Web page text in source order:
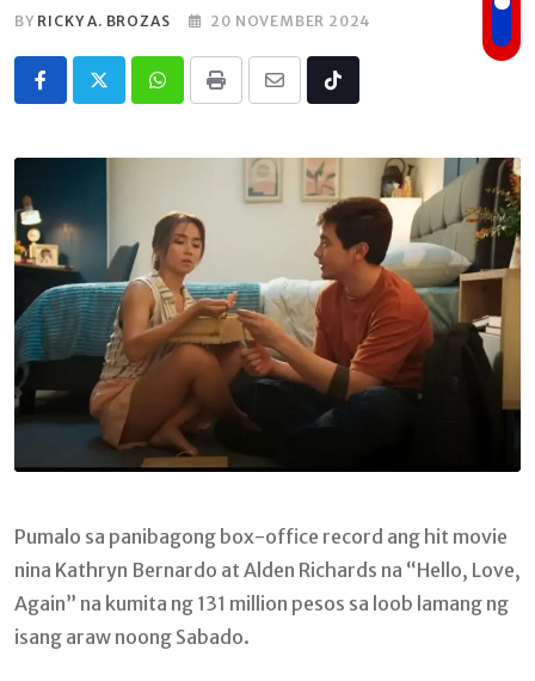
BY RICKY A. BROZAS 20 NOVEMBER 2024
Whatsapp
Print
Share
Email
Tiktok
Pumalo sa panibagong box-office record ang hit movie
nina Kathryn Bernardo at Alden Richards na “Hello, Love,
Again” na kumita ng 131 million pesos sa loob lamang ng
isang araw noong Sabado.